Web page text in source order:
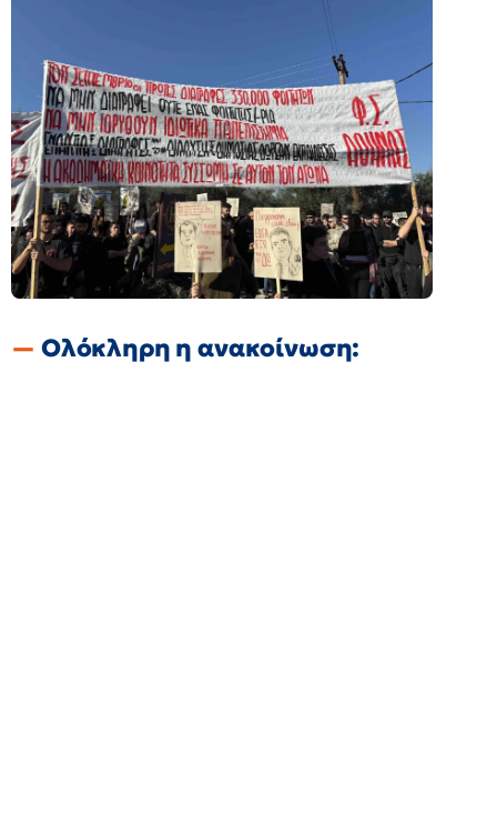
Ολόκληρη η ανακοίνωση: